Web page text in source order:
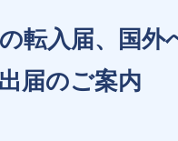
転入届、国外
届のご案内